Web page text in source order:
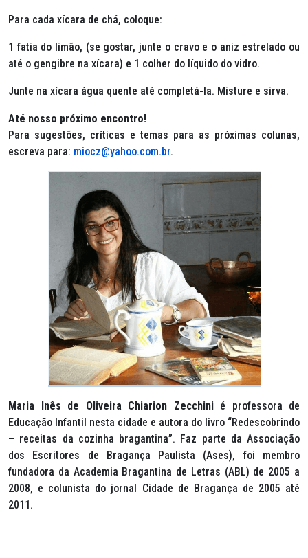
Para cada xícara de chá, coloque:
1 fatia do limão, (se gostar, junte o cravo e o aniz estrelado ou
até o gengibre na xícara) e 1 colher do líquido do vidro.
Junte na xícara água quente até completá-la. Misture e sirva.
Até nosso próximo encontro!
Para sugestões, críticas e temas para as próximas colunas,
escreva para: miocz@yahoo.com.br.
Maria Inês de Oliveira Chiarion Zecchinié professora de
Educação Infantil nesta cidade e autora do livro “Redescobrindo
– receitas da cozinha bragantina”. Faz parte da Associação
dos Escritores de Bragança Paulista (Ases), foi membro
fundadora da Academia Bragantina de Letras (ABL) de 2005 a
2008, e colunista do jornal Cidade de Bragança de 2005 até
2011.